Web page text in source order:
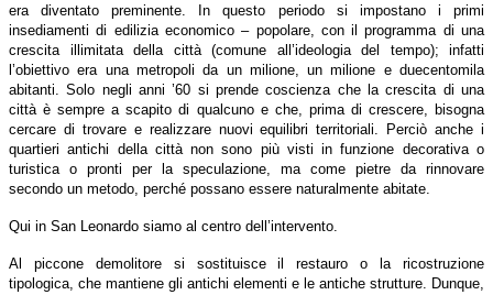
era diventato preminente. In questo periodo si impostano i primi
insediamenti di edilizia economico – popolare, con il programma di una
crescita illimitata della città (comune all’ideologia del tempo); infatti
l’obiettivo era una metropoli da un milione, un milione e duecentomila
abitanti. Solo negli anni ’60 si prende coscienza che la crescita di una
città è sempre a scapito di qualcuno e che, prima di crescere, bisogna
cercare di trovare e realizzare nuovi equilibri territoriali. Perciò anche i
quartieri antichi della città non sono più visti in funzione decorativa o
turistica o pronti per la speculazione, ma come pietre da rinnovare
secondo un metodo, perché possano essere naturalmente abitate.
Qui in San Leonardo siamo al centro dell’intervento.
Al piccone demolitore si sostituisce il restauro o la ricostruzione
tipologica, che mantiene gli antichi elementi e le antiche strutture. Dunque,